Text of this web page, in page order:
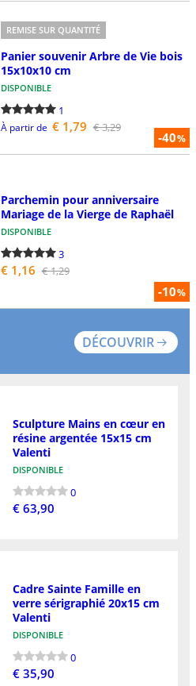
-40%
REMISE SUR QUANTITÉ
Panier souvenir Arbre de Vie bois
15x10x10 cm
DISPONIBLE
1
À partir de € 1,79 € 3,29
-10%
Parchemin pour anniversaire
Mariage de la Vierge de Raphaël
DISPONIBLE
3
€ 1,16 € 1,29
DÉCOUVRIR
Sculpture Mains en cœur en
résine argentée 15x15 cm
Valenti
DISPONIBLE
0
€ 63,90
Cadre Sainte Famille en
verre sérigraphié 20x15 cm
Valenti
DISPONIBLE
0
€ 35,90